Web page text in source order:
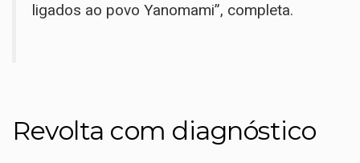
ligados ao povo Yanomami”, completa.
Revolta com diagnóstico